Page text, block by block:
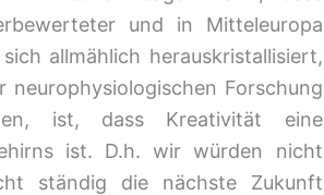
und in Mitteleuropa
allmählich herauskristallisiert,
neurophysiologischen Forschung
ist, dass Kreativität eine
ist. D.h. wir würden nicht
ständig die nächste Zukunft